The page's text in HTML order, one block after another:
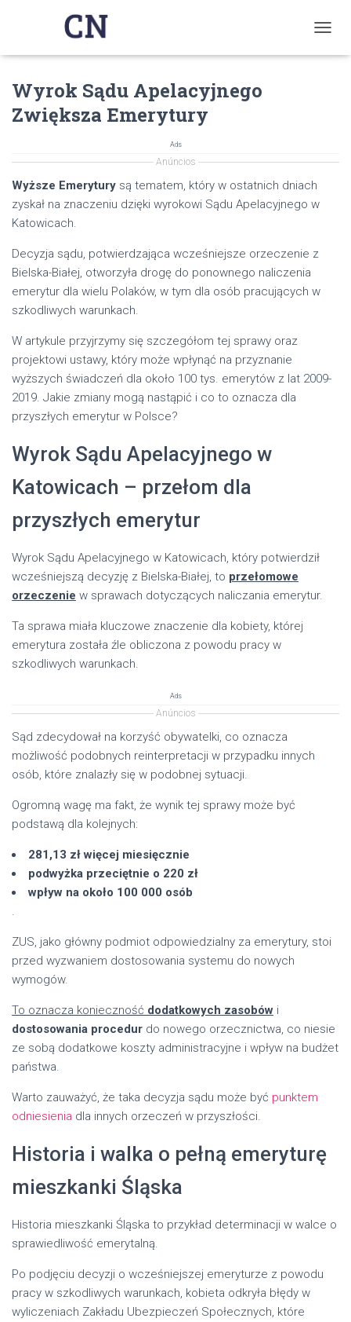
O
Wyrok Sądu Apelacyjnego
Zwiększa Emerytury
Ads
Anúncios
Wyższe Emerytury są tematem, który w ostatnich dniach
zyskał na znaczeniu dzięki wyrokowi Sądu Apelacyjnego w
Katowicach.
Decyzja sądu, potwierdzająca wcześniejsze orzeczenie z
Bielska-Białej, otworzyła drogę do ponownego naliczenia
emerytur dla wielu Polaków, w tym dla osób pracujących w
szkodliwych warunkach.
W artykule przyjrzymy się szczegółom tej sprawy oraz
projektowi ustawy, który może wpłynąć na przyznanie
wyższych świadczeń dla około 100 tys. emerytów z lat 2009-
2019. Jakie zmiany mogą nastąpić i co to oznacza dla
przyszłych emerytur w Polsce?
Wyrok Sądu Apelacyjnego w
Katowicach – przełom dla
przyszłych emerytur
Wyrok Sądu Apelacyjnego w Katowicach, który potwierdził
wcześniejszą decyzję z Bielska-Białej, to przełomowe
orzeczenie w sprawach dotyczących naliczania emerytur.
Ta sprawa miała kluczowe znaczenie dla kobiety, której
emerytura została źle obliczona z powodu pracy w
szkodliwych warunkach.
Ads
Anúncios
Sąd zdecydował na korzyść obywatelki, co oznacza
możliwość podobnych reinterpretacji w przypadku innych
osób, które znalazły się w podobnej sytuacji.
Ogromną wagę ma fakt, że wynik tej sprawy może być
podstawą dla kolejnych:
281,13 zł więcej miesięcznie
podwyżka przeciętnie o 220 zł
wpływ na około 100 000 osób
.
ZUS, jako główny podmiot odpowiedzialny za emerytury, stoi
przed wyzwaniem dostosowania systemu do nowych
wymogów.
To oznacza konieczność dodatkowych zasobów i
dostosowania procedur do nowego orzecznictwa, co niesie
ze sobą dodatkowe koszty administracyjne i wpływ na budżet
państwa.
Warto zauważyć, że taka decyzja sądu może być punktem
odniesienia dla innych orzeczeń w przyszłości.
Historia i walka o pełną emeryturę
mieszkanki Śląska
Historia mieszkanki Śląska to przykład determinacji w walce o
sprawiedliwość emerytalną.
Po podjęciu decyzji o wcześniejszej emeryturze z powodu
pracy w szkodliwych warunkach, kobieta odkryła błędy w
wyliczeniach Zakładu Ubezpieczeń Społecznych, które